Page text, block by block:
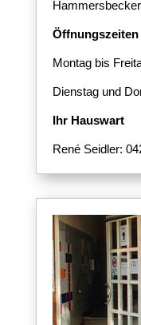
Öffnungszeiten
Montag bis
Dienstag und
Ihr Hauswart
René Seidler: